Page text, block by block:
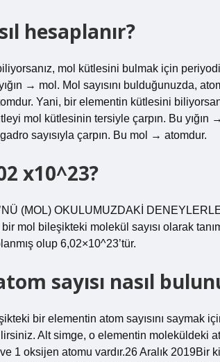
hesaplanır?
mol kütlesini bulmak için
→ mol. Mol sayısını bulduğunuzda,
Yani, bir elementin kütlesini
mol kütlesinin tersiyle çarpın. Bu yığın
sayısıyla çarpın. Bu mol → atomdur.
x10^23?
(MOL) OKULUMUZDAKİ
mol bileşikteki molekül sayısı olarak
olup 6,02×10^23’tür.
sayısı nasıl
bir elementin atom sayısını saymak
Alt simge, o elementin moleküldeki
1 oksijen atomu vardır.26 Aralık